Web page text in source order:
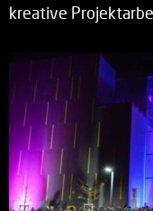
kreative